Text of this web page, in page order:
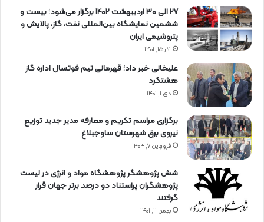
27 الی 30 اردیبهشت 1402 برگزار می‌شود؛ بیست و
ششمین نمایشگاه بین‌المللی نفت، گاز، پالایش و
پتروشیمی ایران
آذر ۱۵, ۱۴۰۱
علیخانی خبر داد؛ قهرمانی تیم فوتسال اداره گاز
هشتگرد
دی ۱, ۱۴۰۱
برگزاری مراسم تكریم و معارفه مدیر جدید توزیع
نیروی برق شهرستان ساوجبلاغ
فروردین ۷, ۱۴۰۴
شش پژوهشگر پژوهشگاه مواد و انرژی در لیست
پژوهشگران پراستناد دو درصد برتر جهان قرار
گرفتند
بهمن ۱۱, ۱۴۰۱